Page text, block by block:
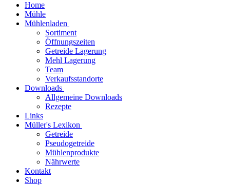
Home
Mühle
Mühlenladen
Sortiment
Öffnungszeiten
Getreide Lagerung
Mehl Lagerung
Team
Verkaufsstandorte
Downloads
Allgemeine Downloads
Rezepte
Links
Müller's Lexikon
Getreide
Pseudogetreide
Mühlenprodukte
Nährwerte
Kontakt
Shop